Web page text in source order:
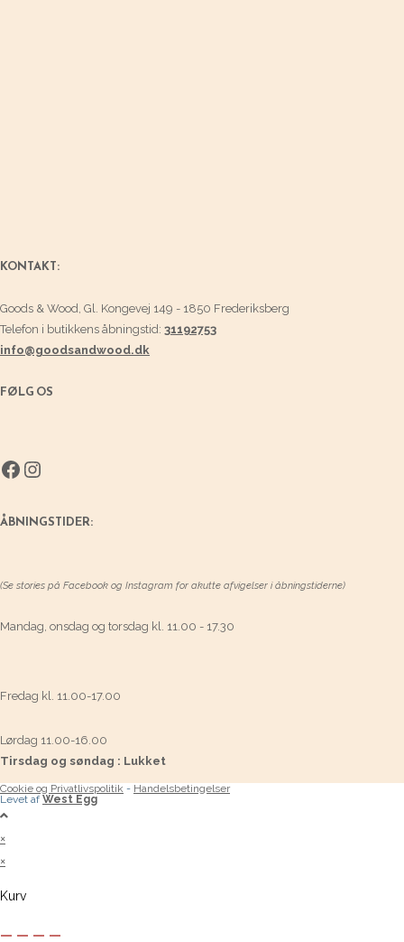
KONTAKT:
Goods & Wood, Gl. Kongevej 149 - 1850 Frederiksberg
Telefon i butikkens åbningstid: 31192753
info@goodsandwood.dk
FØLG OS
Facebook
Instagram
ÅBNINGSTIDER:
(Se stories på Facebook og Instagram for akutte afvigelser i åbningstiderne)
Mandag, onsdag og torsdag kl. 11.00 - 17.30
Fredag kl. 11.00-17.00
Lørdag 11.00-16.00
Tirsdag og søndag : Lukket
Cookie og Privatlivspolitik - Handelsbetingelser
Levet af West Egg
×
×
Kurv